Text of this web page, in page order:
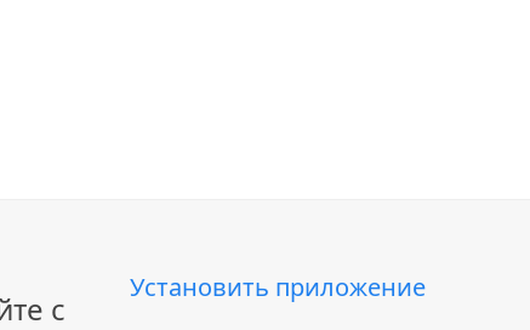
с
Установить приложение